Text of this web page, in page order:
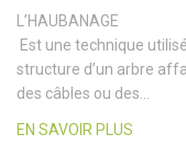
L’HAUBANAGE
Est une technique
structure d’un arbre
des câbles ou des…
EN SAVOIR PLUS